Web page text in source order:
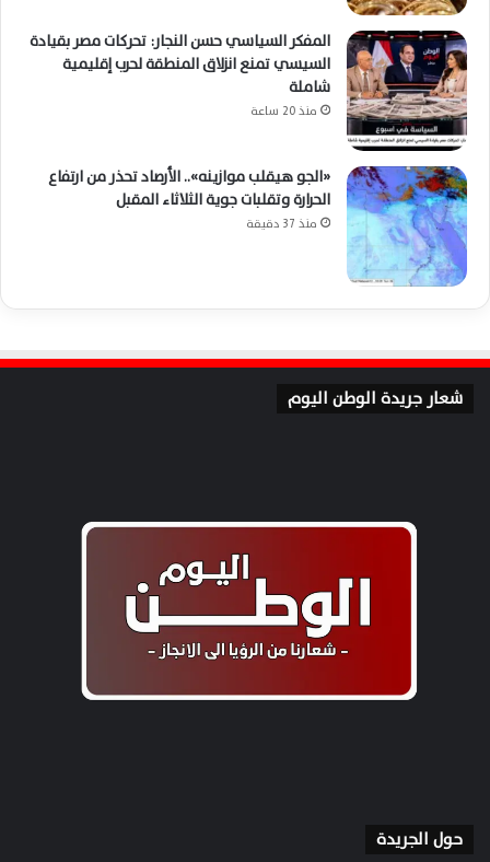
المفكر السياسي حسن النجار: تحركات مصر بقيادة
السيسي تمنع انزلاق المنطقة لحرب إقليمية
شاملة
منذ 20 ساعة
«الجو هيقلب موازينه».. الأرصاد تحذر من ارتفاع
الحرارة وتقلبات جوية الثلاثاء المقبل
منذ 37 دقيقة
شعار جريدة الوطن اليوم
حول الجريدة